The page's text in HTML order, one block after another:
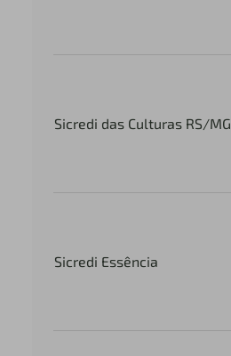
Sicredi das Culturas RS/MG
Sicredi Essência